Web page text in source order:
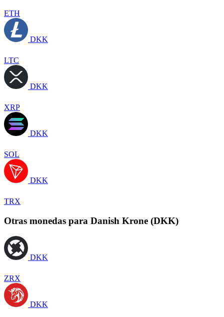
ETH
DKK
LTC
DKK
XRP
DKK
SOL
DKK
TRX
Otras monedas para Danish Krone (DKK)
DKK
ZRX
DKK